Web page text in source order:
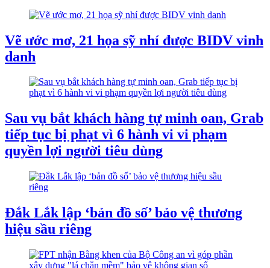
Vẽ ước mơ, 21 họa sỹ nhí được BIDV vinh
danh
Sau vụ bắt khách hàng tự minh oan, Grab
tiếp tục bị phạt vì 6 hành vi vi phạm
quyền lợi người tiêu dùng
Đắk Lắk lập ‘bản đồ số’ bảo vệ thương
hiệu sầu riêng